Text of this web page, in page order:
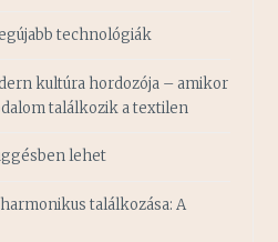
technológiák
kultúra hordozója – amikor
találkozik a textilen
lehet
találkozása: A